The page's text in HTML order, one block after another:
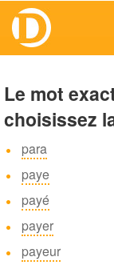
Le mot
choisissez
para
paye
payé
payer
payeur